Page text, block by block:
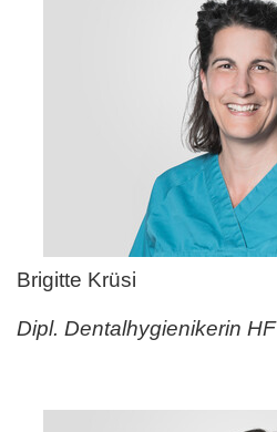
Brigitte Krüsi
Dipl. Dentalhygienikerin HF